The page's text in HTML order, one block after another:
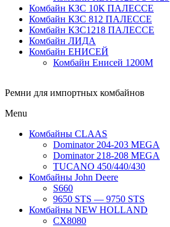
Комбайн КЗС 10К ПАЛЕССЕ
Комбайн КЗС 812 ПАЛЕССЕ
Комбайн КЗС1218 ПАЛЕССЕ
Комбайн ЛИДА
Комбайн ЕНИСЕЙ
Комбайн Енисей 1200М
Ремни для импортных комбайнов
Menu
Комбайны CLAAS
Dominator 204-203 MEGA
Dominator 218-208 MEGA
TUCANO 450/440/430
Комбайны John Deere
S660
9650 STS — 9750 STS
Комбайны NEW HOLLAND
CX8080